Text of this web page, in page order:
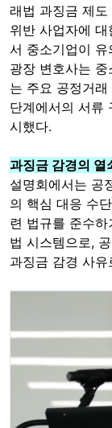
래법 과징금 제
위반 사업자에
서 중소기업이
광장 변호사는
는 주요 공정거
단계에서의 서류
시했다.
과징금 감경의 열
설명회에서는 공
의 핵심 대응 수
련 법규를 준수
법 시스템으로,
과징금 감경 사